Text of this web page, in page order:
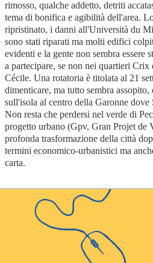
rimosso, qualche addetto, detriti
tema di bonifica e agibilità dell'area.
ripristinato, i danni all'Università du
sono stati riparati ma molti edifici
evidenti e la gente non sembra essere
a partecipare, se non nei quartieri Crix
Cécile. Una rotatoria è titolata al 21
dimenticare, ma tutto sembra assopito,
sull'isola al centro della Garonne
Non resta che perdersi nel verde di
progetto urbano (Gpv, Gran Projet de
profonda trasformazione della città
termini economico-urbanistici ma
carta.